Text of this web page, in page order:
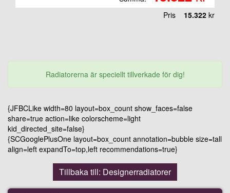
Pris 15.322 kr
Radiatorerna är speciellt tillverkade för dig!
{JFBCLike width=80 layout=box_count show_faces=false
share=true action=like colorscheme=light
kid_directed_site=false}
{SCGooglePlusOne layout=box_count annotation=bubble size=tall
align=left expandTo=top,left recommendations=true}
Tillbaka till: Designerradiatorer